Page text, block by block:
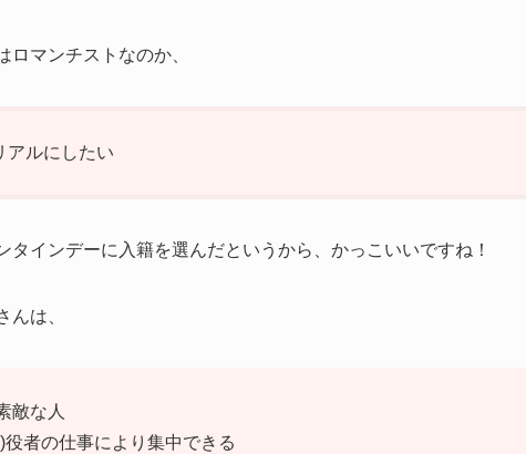
ロマンチストなのか、
アルにしたい
タインデーに入籍を選んだというから、かっこいいですね！
んは、
敵な人
役者の仕事により集中できる